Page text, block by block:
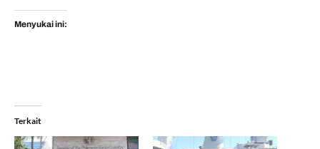
Menyukai ini:
Terkait